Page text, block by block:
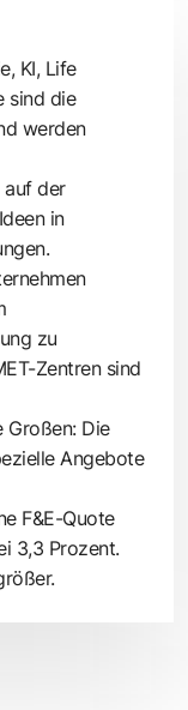
KI, Life
sind die
werden
auf der
in
zu
Zentren sind
Großen: Die
Angebote
F&E-Quote
3,3 Prozent.